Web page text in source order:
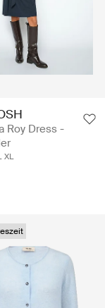
Roy Dress -
XL